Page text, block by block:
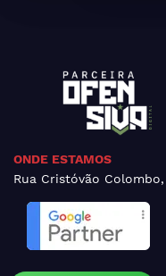
ONDE ESTAMOS
Rua Cristóvão